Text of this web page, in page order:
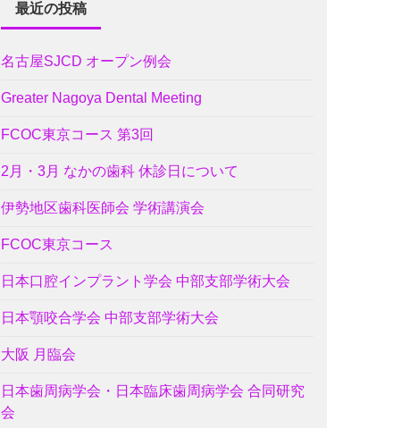
最近の投稿
名古屋SJCD オープン例会
Greater Nagoya Dental Meeting
FCOC東京コース 第3回
2月・3月 なかの歯科 休診日について
伊勢地区歯科医師会 学術講演会
FCOC東京コース
日本口腔インプラント学会 中部支部学術大会
日本顎咬合学会 中部支部学術大会
大阪 月臨会
日本歯周病学会・日本臨床歯周病学会 合同研究
会